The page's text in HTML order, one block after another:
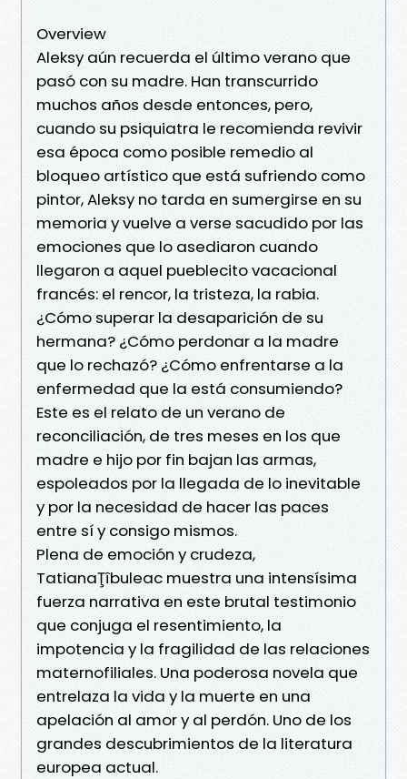
Overview
Aleksy aún recuerda el último verano que
pasó con su madre. Han transcurrido
muchos años desde entonces, pero,
cuando su psiquiatra le recomienda revivir
esa época como posible remedio al
bloqueo artístico que está sufriendo como
pintor, Aleksy no tarda en sumergirse en su
memoria y vuelve a verse sacudido por las
emociones que lo asediaron cuando
llegaron a aquel pueblecito vacacional
francés: el rencor, la tristeza, la rabia.
¿Cómo superar la desaparición de su
hermana? ¿Cómo perdonar a la madre
que lo rechazó? ¿Cómo enfrentarse a la
enfermedad que la está consumiendo?
Este es el relato de un verano de
reconciliación, de tres meses en los que
madre e hijo por fin bajan las armas,
espoleados por la llegada de lo inevitable
y por la necesidad de hacer las paces
entre sí y consigo mismos.
Plena de emoción y crudeza,
TatianaŢîbuleac muestra una intensísima
fuerza narrativa en este brutal testimonio
que conjuga el resentimiento, la
impotencia y la fragilidad de las relaciones
maternofiliales. Una poderosa novela que
entrelaza la vida y la muerte en una
apelación al amor y al perdón. Uno de los
grandes descubrimientos de la literatura
europea actual.